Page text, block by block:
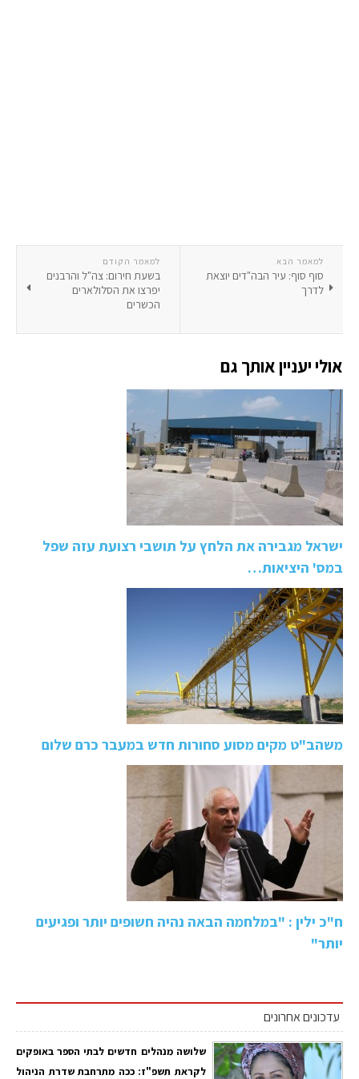
למאמר הקודם
בשעת חירום: צה"ל והרבנים
יפרצו את הסלולארים
הכשרים
למאמר הבא
סוף סוף: עיר הבה"דים יוצאת
לדרך
אולי יעניין אותך גם
ישראל מגבירה את הלחץ על תושבי רצועת עזה שפל
במס' היציאות…
משהב"ט מקים מסוע סחורות חדש במעבר כרם שלום
ח"כ ילין : "במלחמה הבאה נהיה חשופים יותר ופגיעים
יותר"
עדכונים אחרונים
שלושה מנהלים חדשים לבתי הספר באופקים
לקראת תשפ"ז: ככה מתרחבת שדרת הניהול